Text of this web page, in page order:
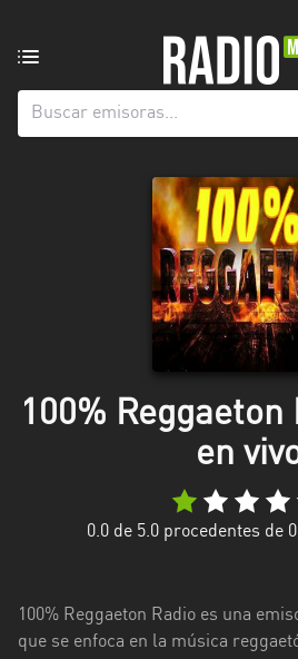
de
radio
Asunción
Caazapá
Central
100% Reggaeton
en
0.0 de 5.0 procedentes de 0
100% Reggaeton Radio es una
que se enfoca en la música